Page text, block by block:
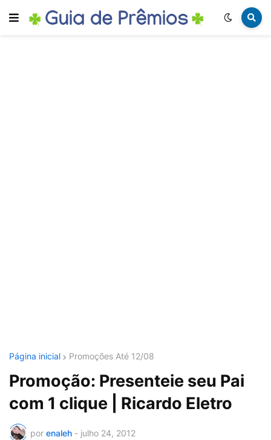
Página inicial Promoções Até 12/08
Promoção: Presenteie seu Pai
com 1 clique | Ricardo Eletro
por enaleh - julho 24, 2012